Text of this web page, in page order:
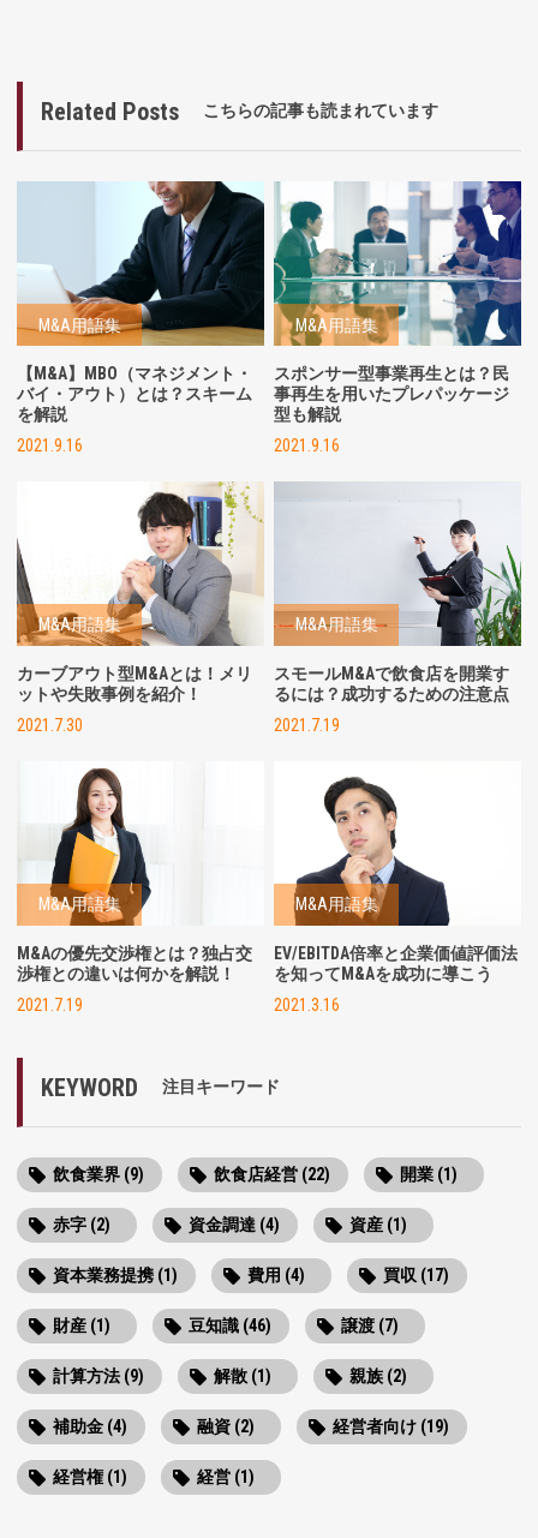
Related Posts こちらの記事も読まれています
M&A用語集
【M&A】MBO（マネジメント・
バイ・アウト）とは？スキーム
を解説
2021.9.16
M&A用語集
スポンサー型事業再生とは？民
事再生を用いたプレパッケージ
型も解説
2021.9.16
M&A用語集
カーブアウト型M&Aとは！メリ
ットや失敗事例を紹介！
2021.7.30
M&A用語集
スモールM&Aで飲食店を開業す
るには？成功するための注意点
2021.7.19
M&A用語集
M&Aの優先交渉権とは？独占交
渉権との違いは何かを解説！
2021.7.19
M&A用語集
EV/EBITDA倍率と企業価値評価法
を知ってM&Aを成功に導こう
2021.3.16
KEYWORD 注目キーワード
飲食業界 (9) 飲食店経営 (22) 開業 (1)
赤字 (2) 資金調達 (4) 資産 (1)
資本業務提携 (1) 費用 (4) 買収 (17)
財産 (1) 豆知識 (46) 譲渡 (7)
計算方法 (9) 解散 (1) 親族 (2)
補助金 (4) 融資 (2) 経営者向け (19)
経営権 (1) 経営 (1)